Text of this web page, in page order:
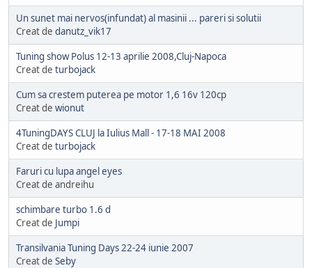
Un sunet mai nervos(infundat) al masinii ... pareri si solutii
Creat de danutz_vik17
Tuning show Polus 12-13 aprilie 2008,Cluj-Napoca
Creat de turbojack
Cum sa crestem puterea pe motor 1,6 16v 120cp
Creat de wionut
4TuningDAYS CLUJ la Iulius Mall - 17-18 MAI 2008
Creat de turbojack
Faruri cu lupa angel eyes
Creat de andreihu
schimbare turbo 1.6 d
Creat de Jumpi
Transilvania Tuning Days 22-24 iunie 2007
Creat de Seby